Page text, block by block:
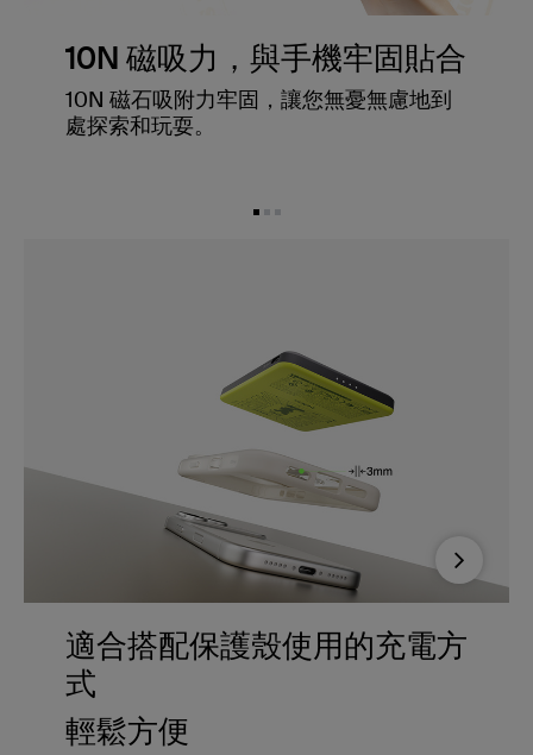
10N 磁吸力，與手機牢固貼合
10N 磁石吸附力牢固，讓您無憂無慮地到
處探索和玩耍。
適合搭配保護殼使用的充電方
式
輕鬆方便
Next